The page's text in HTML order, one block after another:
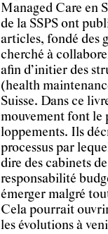
Managed Care en
de la SSPS ont
articles, fondé des
cherché à
afin d’initier des
(health
Suisse. Dans ce
mouvement font le
loppements. Ils
processus par
dire des cabinets
responsabilité
émerger malgré
Cela pourrait
les évolutions à